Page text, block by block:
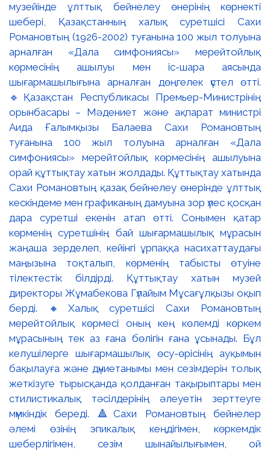
музейінде ұлттық бейнелеу өнерінің көрнекті
шебері, Қазақстанның халық суретшісі Сахи
Романовтың (1926-2002) туғанына 100 жыл толуына
арналған «Дала симфониясы» мерейтойлық
көрмесінің ашылуы мен іс-шара аясында
шығармашылығына арналған дөңгелек үстел өтті.
🔹Қазақстан Республикасы Премьер-Министрінің
орынбасары – Мәдениет және ақпарат министрі
Аида Ғалымқызы Балаева Сахи Романовтың
туғанына 100 жыл толуына арналған «Дала
симфониясы» мерейтойлық көрмесінің ашылуына
орай құттықтау хатын жолдады. Құттықтау хатында
Сахи Романовтың қазақ бейнелеу өнерінде ұлттық
кескіндеме мен графиканың дамуына зор үлес қосқан
дара суретші екенін атап өтті. Сонымен қатар
көрменің суретшінің бай шығармашылық мұрасын
жаңаша зерделеп, кейінгі ұрпаққа насихаттаудағы
маңызына тоқталып, көрменің табысты өтуіне
тілектестік білдірді. Құттықтау хатын музей
директоры Жұмабекова Гүлайым Мұсағұлқызы оқып
берді. 🔸Халық суретшісі Сахи Романовтың
мерейтойлық көрмесі оның кең көлемді көркем
мұрасының тек аз ғана бөлігін ғана ұсынады. Бұл
келушілерге шығармашылық өсу-өрісінің ауқымын
бақылауға және дүниетанымы мен сезімдерін толық
жеткізуге тырысқанда қолданған тақырыптары мен
стилистикалық тәсілдерінің әлеуетін зерттеуге
мүмкіндік береді. 🔺Сахи Романовтың бейнелер
әлемі өзінің эпикалық кеңдігімен, көркемдік
шеберлігімен, сезім шынайылығымен, ой